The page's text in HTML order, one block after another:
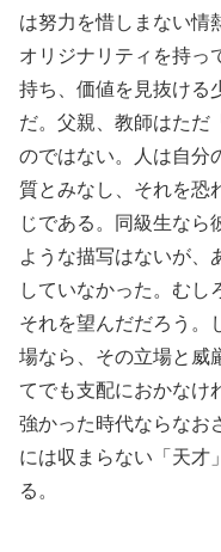
は努力を惜しまない情
オリジナリティを持っ
持ち、価値を見抜ける
だ。父親、教師はただ
のではない。人は自分
質とみなし、それを恐
じである。同級生なら
ような描写はないが、
していなかった。むし
それを望んだだろう。
場なら、その立場と威
てでも支配におかなけ
強かった時代ならなお
には収まらない「天才
る。